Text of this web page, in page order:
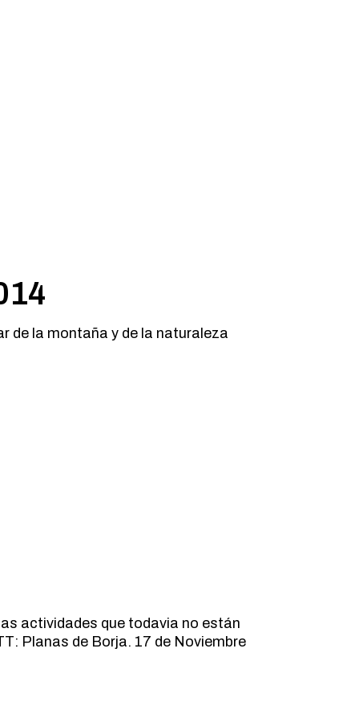
de la montaña y de la naturaleza
actividades que todavia no están
Planas de Borja. 17 de Noviembre